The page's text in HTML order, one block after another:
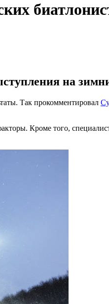
на
Так прокомментировал
Кроме того,